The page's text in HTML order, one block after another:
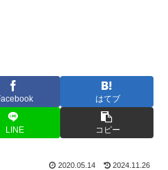
はてブ
LINE コピー
2020.05.14 2024.11.26